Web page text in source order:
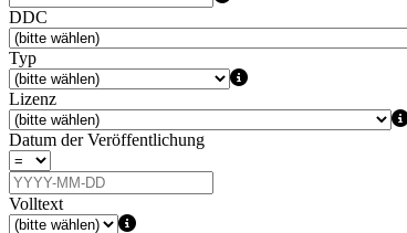
DDC
Typ
Lizenz
Datum der Veröffentlichung
Volltext